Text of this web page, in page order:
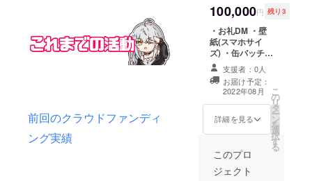
前回のクラウドファンディ
ング実績
巾58・肩巾53・
袖丈24 ・アク
キー3種セット
(70mm×70㎜)
※クラウドファン
ディング内のDM
にてお礼DM、壁
紙、メッセージ
動画をお送りさ
せていただきま
す。 ・Tシャツ
(M/L/XL) M・
身丈70・身巾
52・肩巾47・袖
丈20 L・身丈
74・身巾55・肩
巾50・袖丈22
XL・身丈78・身
袖丈24 ・アク
100,000円 残り3
・お礼DM ・壁
紙(スマホサイ
ズ) ・缶バッチ
(54mm) ・名前
入りボイスメッ
セージ(呼んでほ
しい名前の記載
をお願いします)
・クリアファイ
メッセージ動画
※クラウドファン
ディング内のDM
支援者：0人
お届け予定：
2022年08月
詳細を見る
こ
の
リ
タ
ー
ン
を
選
択
す
る
このプロ
ジェクト